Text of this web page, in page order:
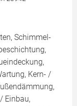
Schimmel-
Kern- /
Einbau,